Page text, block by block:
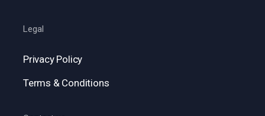
Legal
Privacy Policy
Terms & Conditions